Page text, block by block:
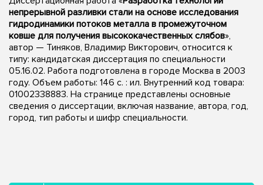
непрерывной разливки стали на основе исследования
гидродинамики потоков металла в промежуточном
ковше для получения высококачественных слябов»,
автор — Тиняков, Владимир Викторович, относится к
типу: кандидатская диссертация по специальности
05.16.02. Работа подготовлена в городе Москва в 2003
году. Объем работы: 146 с. : ил. Внутренний код товара:
01002338883. На странице представлены основные
сведения о диссертации, включая название, автора, год,
город, тип работы и шифр специальности.